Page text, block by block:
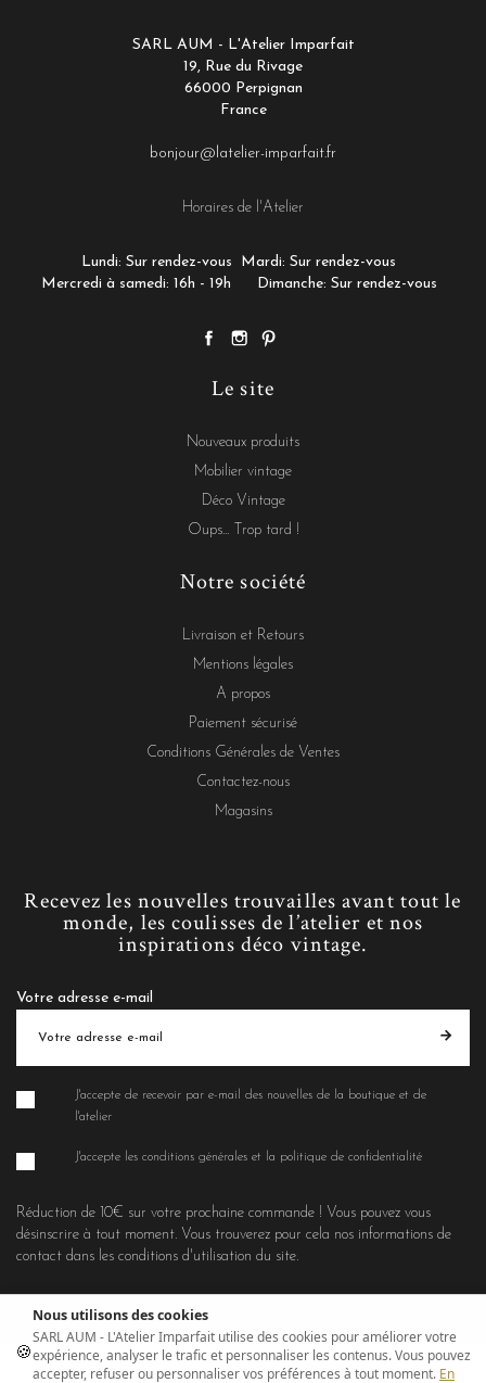
SARL AUM - L'Atelier Imparfait
19, Rue du Rivage
66000 Perpignan
France
bonjour@latelier-imparfait.fr
Horaires de l'Atelier
Lundi: Sur rendez-vous
Mardi: Sur rendez-vous
Mercredi à samedi: 16h - 19h
Dimanche: Sur rendez-vous
Le site
Nouveaux produits
Mobilier vintage
Déco Vintage
Oups... Trop tard !
Notre société
Livraison et Retours
Mentions légales
A propos
Paiement sécurisé
Conditions Générales de Ventes
Contactez-nous
Magasins
Recevez les nouvelles trouvailles avant tout le
monde, les coulisses de l’atelier et nos
inspirations déco vintage.
Votre adresse e-mail
J'accepte de recevoir par e-mail des nouvelles de la boutique et de
l'atelier
J'accepte les conditions générales et la politique de confidentialité
Réduction de 10€ sur votre prochaine commande ! Vous pouvez vous
désinscrire à tout moment. Vous trouverez pour cela nos informations de
contact dans les conditions d'utilisation du site.
🍪
Nous utilisons des cookies
SARL AUM - L'Atelier Imparfait utilise des cookies pour améliorer votre
expérience, analyser le trafic et personnaliser les contenus. Vous pouvez
accepter, refuser ou personnaliser vos préférences à tout moment. En